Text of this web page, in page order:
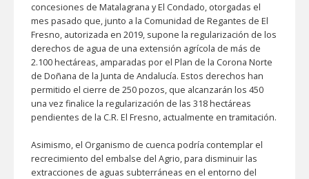
concesiones de Matalagrana y El Condado, otorgadas el
mes pasado que, junto a la Comunidad de Regantes de El
Fresno, autorizada en 2019, supone la regularización de los
derechos de agua de una extensión agrícola de más de
2.100 hectáreas, amparadas por el Plan de la Corona Norte
de Doñana de la Junta de Andalucía. Estos derechos han
permitido el cierre de 250 pozos, que alcanzarán los 450
una vez finalice la regularización de las 318 hectáreas
pendientes de la C.R. El Fresno, actualmente en tramitación.
Asimismo, el Organismo de cuenca podría contemplar el
recrecimiento del embalse del Agrio, para disminuir las
extracciones de aguas subterráneas en el entorno del